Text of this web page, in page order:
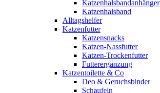
Katzenhalsbandanhänger
Katzenhalsband
Alltagshelfer
Katzenfutter
Katzensnacks
Katzen-Nassfutter
Katzen-Trockenfutter
Futterergänzung
Katzentoilette & Co
Deo & Geruchsbinder
Schaufeln